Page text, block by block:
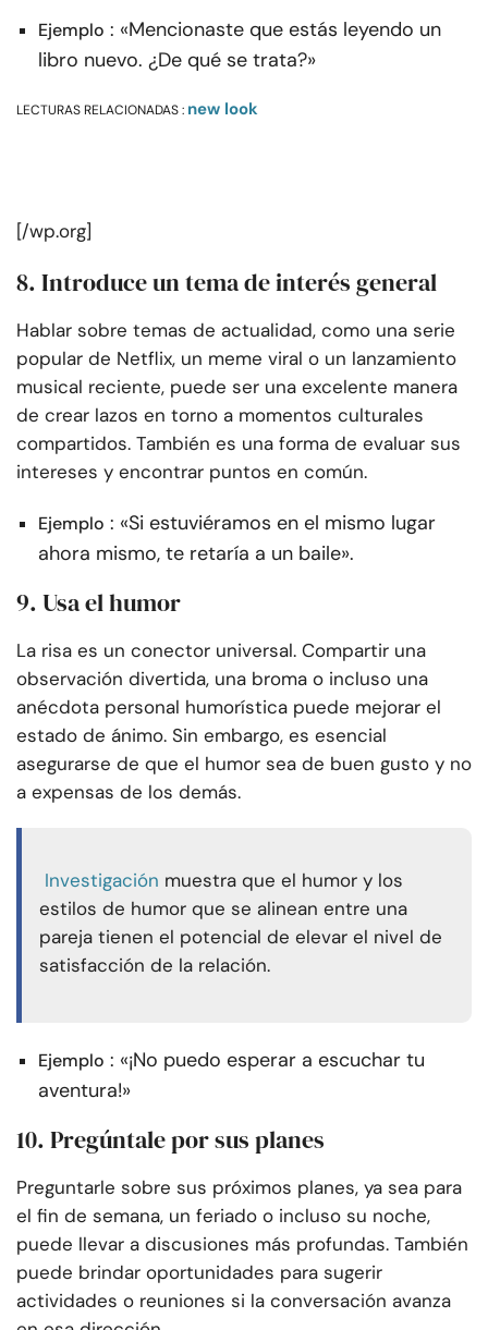
Ejemplo : «Mencionaste que estás leyendo un
libro nuevo. ¿De qué se trata?»
LECTURAS RELACIONADAS : new look
[/wp.org]
8. Introduce un tema de interés general
Hablar sobre temas de actualidad, como una serie
popular de Netflix, un meme viral o un lanzamiento
musical reciente, puede ser una excelente manera
de crear lazos en torno a momentos culturales
compartidos. También es una forma de evaluar sus
intereses y encontrar puntos en común.
Ejemplo : «Si estuviéramos en el mismo lugar
ahora mismo, te retaría a un baile».
9. Usa el humor
La risa es un conector universal. Compartir una
observación divertida, una broma o incluso una
anécdota personal humorística puede mejorar el
estado de ánimo. Sin embargo, es esencial
asegurarse de que el humor sea de buen gusto y no
a expensas de los demás.
Investigación muestra que el humor y los
estilos de humor que se alinean entre una
pareja tienen el potencial de elevar el nivel de
satisfacción de la relación.
Ejemplo : «¡No puedo esperar a escuchar tu
aventura!»
10. Pregúntale por sus planes
Preguntarle sobre sus próximos planes, ya sea para
el fin de semana, un feriado o incluso su noche,
puede llevar a discusiones más profundas. También
puede brindar oportunidades para sugerir
actividades o reuniones si la conversación avanza